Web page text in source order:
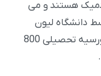
هستند و می
دانشگاه لیون
تحصیل کنند ارائه می دهد که مبلغ این بورسیه تحصیلی 800